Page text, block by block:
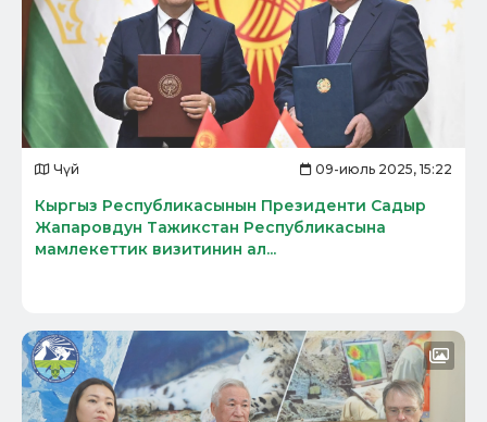
Чүй 09-июль 2025, 15:22
Кыргыз Республикасынын Президенти Садыр
Жапаровдун Тажикстан Республикасына
мамлекеттик визитинин ал...